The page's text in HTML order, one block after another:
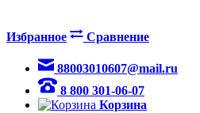
Избранное Сравнение
88003010607@mail.ru
8 800 301-06-07
Корзина